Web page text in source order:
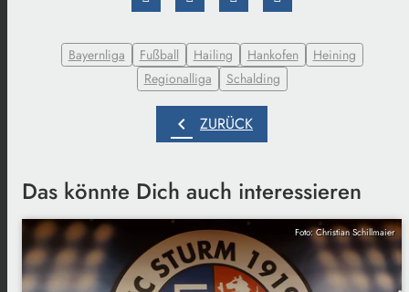
Bayernliga Fußball Hailing Hankofen
Heining
Regionalliga
Schalding
chevron_left ZURÜCK
Das könnte Dich auch interessieren
Foto: Christian Schillmaier